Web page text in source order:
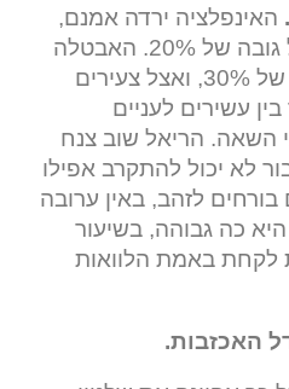
האינפלציה ירדה אמנם,
אך היא עדיין עומדת על גובה של 20%. האבטלה
עומדת על גובה משוער של 30%, ואצל צעירים
עשירים לעניים
השאה. הריאל שוב צנח
לא יכול להתקרב אפילו
בורחים לזהב, באין ערובה
כה גבוהה, בשיעור
לקחת באמת הלוואות
האכזבות.